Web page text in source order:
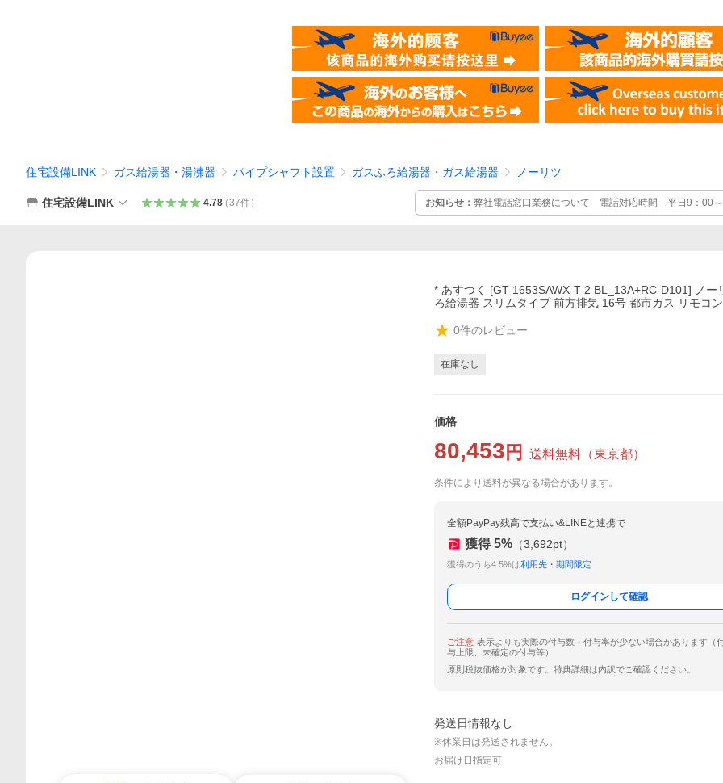
住宅設備LINK ガス給湯器・湯沸器 パイプシャフト設置 ガスふろ給湯器・ガス給湯器 ノーリツ
住宅設備LINK 4.78（37件） お知らせ： 弊社電話窓口業務について 電話対応時間 平日9：00
場合には、大変ご迷惑をおかけしますが、お問合せボタンからメー
* あすつく [GT-1653SAWX-T-2 BL_13A+RC-D101] ノー
ろ給湯器 スリムタイプ 前方排気 16号 都市ガス リモコ
0件のレビュー
在庫なし
価格
80,453 円 送料無料 （東京都）
条件により送料が異なる場合があります。
全額PayPay残高で支払い&LINEと連携で
獲得 5% （3,692pt）
獲得のうち4.5%は利用先・期間限定
ログインして確認
ご注意 表示よりも実際の付与数・付与率が少ない場合があります（
与上限、未確定の付与等）
原則税抜価格が対象です。特典詳細は内訳でご確認ください。
発送日情報なし
※休業日は発送されません。
お届け日指定可